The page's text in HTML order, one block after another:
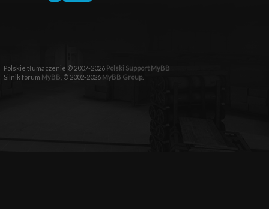
Polskie tłumaczenie © 2007-2026 Polski Support MyBB
Silnik forum MyBB , © 2002-2026 MyBB Group